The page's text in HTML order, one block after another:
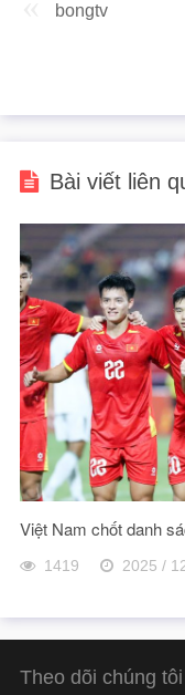
bongtv
Bài viết liên
Việt Nam chốt danh
1419 2025 /
Theo dõi chúng tôi